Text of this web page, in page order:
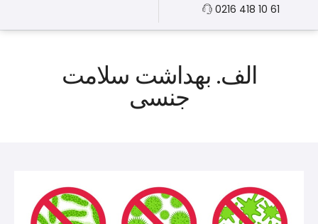
0216 418 10 61
الف. بهداشت سلامت
جنسی